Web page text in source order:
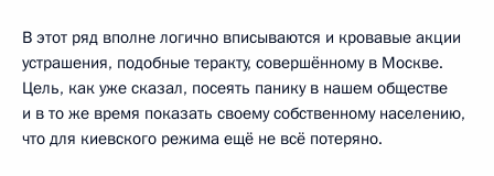
В этот ряд вполне логично вписываются и кровавые акции
устрашения, подобные теракту, совершённому в Москве.
Цель, как уже сказал, посеять панику в нашем обществе
и в то же время показать своему собственному населению,
что для киевского режима ещё не всё потеряно.